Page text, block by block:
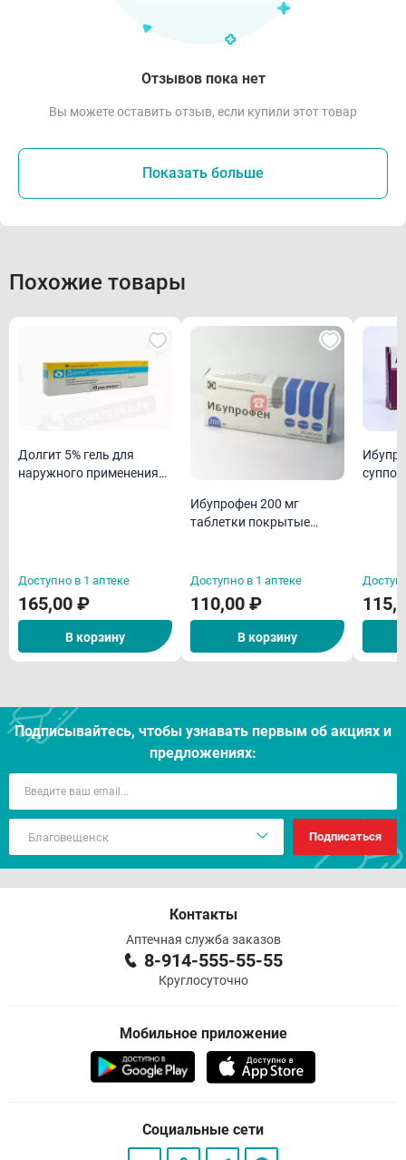
Отзывов пока нет
Вы можете оставить отзыв, если купили этот товар
Показать больше
Похожие товары
Долгит 5% гель для
наружного применения
Доступно в 1 аптеке
165,00 ₽
В корзину
Ибупрофен 200 мг
таблетки покрытые
Доступно в 1 аптеке
110,00 ₽
В корзину
Подписывайтесь, чтобы узнавать первым об акцияx и
предложениях:
Подписаться
Контакты
Аптечная служба заказов
8-914-555-55-55
Круглосуточно
Мобильное приложение
Социальные сети